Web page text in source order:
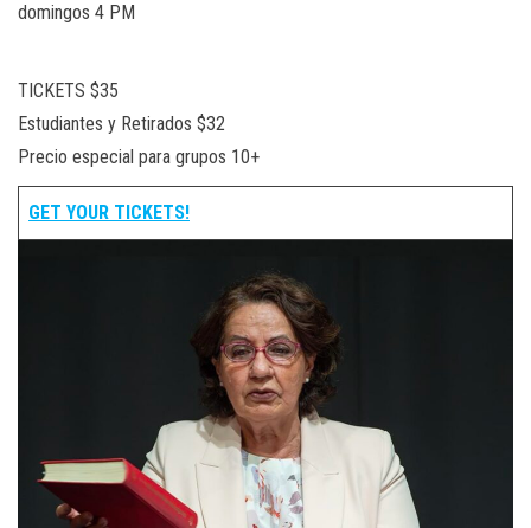
domingos 4 PM
TICKETS $35
Estudiantes y Retirados $32
Precio especial para grupos 10+
GET YOUR TICKETS!